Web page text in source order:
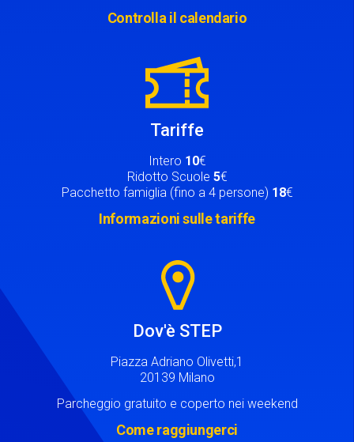
Controlla il calendario
Tariffe
Intero 10€
Ridotto Scuole 5€
Pacchetto famiglia (fino a 4 persone) 18€
Informazioni sulle tariffe
Dov'è STEP
Piazza Adriano Olivetti,1
20139 Milano
Parcheggio gratuito e coperto nei weekend
Come raggiungerci